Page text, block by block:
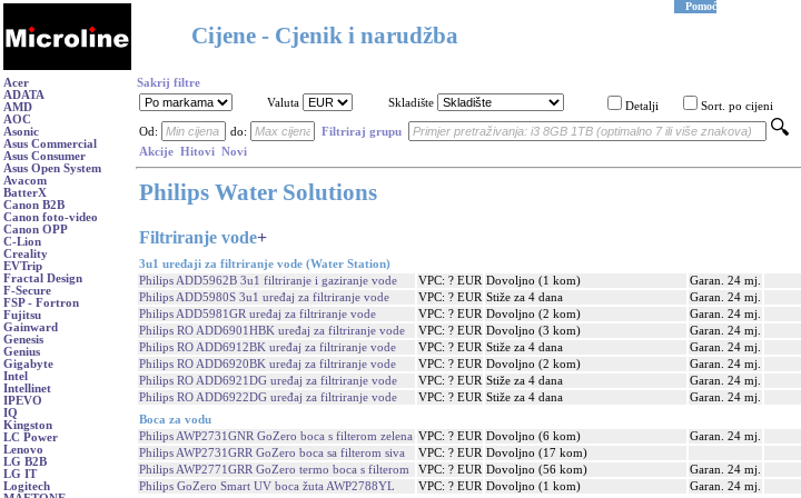
Cijene - Cjenik i narudžba
Pomoć
Acer
ADATA
AMD
AOC
Asonic
Asus Commercial
Asus Consumer
Asus Open System
Avacom
BatterX
Canon B2B
Canon foto-video
Canon OPP
C-Lion
Creality
EVTrip
Fractal Design
F-Secure
FSP - Fortron
Fujitsu
Gainward
Genesis
Genius
Gigabyte
Intel
Intellinet
IPEVO
IQ
Kingston
LC Power
Lenovo
LG B2B
LG IT
Logitech
Sakrij filtre
Valuta
Skladište Detalji Sort. po cijeni
Od: do:
Filtriraj grupu
Akcije Hitovi Novi
Philips Water Solutions
Filtriranje vode+
3u1 uređaji za filtriranje vode (Water Station)
Philips ADD5962B 3u1 filtriranje i gaziranje vode
VPC: ? EUR Dovoljno (1 kom)
Garan. 24 mj.
Philips ADD5980S 3u1 uređaj za filtriranje vode
VPC: ? EUR Stiže za 4 dana
Garan. 24 mj.
Philips ADD5981GR uređaj za filtriranje vode
VPC: ? EUR Dovoljno (2 kom)
Garan. 24 mj.
Philips RO ADD6901HBK uređaj za filtriranje vode
VPC: ? EUR Dovoljno (3 kom)
Garan. 24 mj.
Philips RO ADD6912BK uređaj za filtriranje vode
VPC: ? EUR Stiže za 4 dana
Garan. 24 mj.
Philips RO ADD6920BK uređaj za filtriranje vode
VPC: ? EUR Dovoljno (2 kom)
Garan. 24 mj.
Philips RO ADD6921DG uređaj za filtriranje vode
VPC: ? EUR Stiže za 4 dana
Garan. 24 mj.
Philips RO ADD6922DG uređaj za filtriranje vode
VPC: ? EUR Stiže za 4 dana
Garan. 24 mj.
Boca za vodu
Philips AWP2731GNR GoZero boca s filterom zelena VPC: ? EUR Dovoljno (6 kom)
Garan. 24 mj.
Philips AWP2731GRR GoZero boca sa filterom siva
VPC: ? EUR Dovoljno (17 kom)
Philips AWP2771GRR GoZero termo boca s filterom
VPC: ? EUR Dovoljno (56 kom)
Garan. 24 mj.
Philips GoZero Smart UV boca žuta AWP2788YL
VPC: ? EUR Dovoljno (1 kom) Garan. 24 mj.